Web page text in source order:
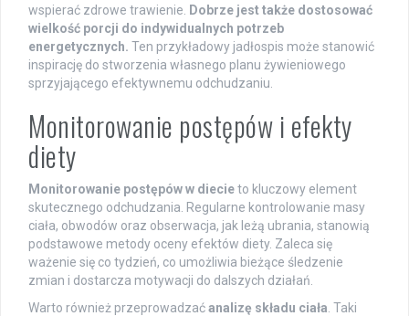
wspierać zdrowe trawienie.
Dobrze jest także dostosować
wielkość porcji do indywidualnych potrzeb
energetycznych. Ten przykładowy jadłospis może stanowić
inspirację do stworzenia własnego planu żywieniowego
sprzyjającego efektywnemu odchudzaniu.
Monitorowanie postępów i efekty
diety
Monitorowanie postępów w diecieto kluczowy element
skutecznego odchudzania. Regularne kontrolowanie masy
ciała, obwodów oraz obserwacja, jak leżą ubrania, stanowią
podstawowe metody oceny efektów diety. Zaleca się
ważenie się co tydzień, co umożliwia bieżące śledzenie
zmian i dostarcza motywacji do dalszych działań.
Warto również przeprowadzaćanalizę składu ciała . Taki